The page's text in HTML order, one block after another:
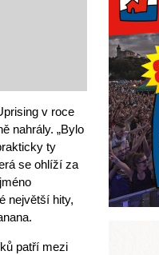
v roce
nahrály. „Bylo
ty
se ohlíží za
největší hity,
patří mezi